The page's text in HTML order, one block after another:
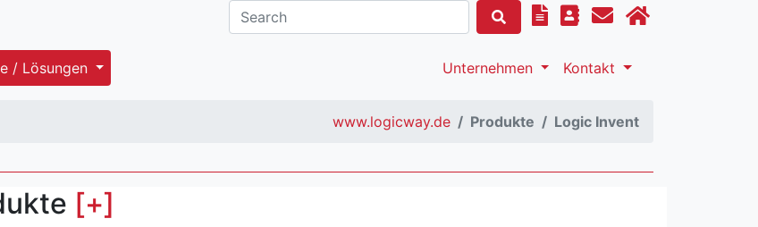
/ Lösungen Unternehmen Kontakt
www.logicway.de Produkte Logic Invent
[+]